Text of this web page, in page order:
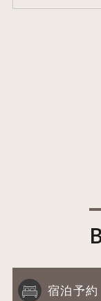
宿泊予約